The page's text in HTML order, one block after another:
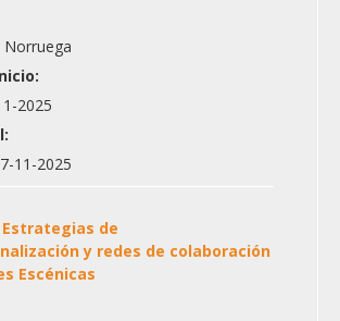
Norruega
2025
11-2025
Estrategias de
y redes de colaboración
Escénicas